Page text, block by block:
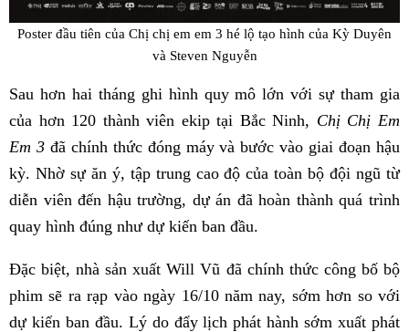
Poster đầu tiên của Chị chị em em 3 hé lộ tạo hình của Kỳ Duyên
và Steven Nguyễn
Sau hơn hai tháng ghi hình quy mô lớn với sự tham gia
của hơn 120 thành viên ekip tại Bắc Ninh, Chị Chị Em
Em 3đã chính thức đóng máy và bước vào giai đoạn hậu
kỳ. Nhờ sự ăn ý, tập trung cao độ của toàn bộ đội ngũ từ
diễn viên đến hậu trường, dự án đã hoàn thành quá trình
quay hình đúng như dự kiến ban đầu.
Đặc biệt, nhà sản xuất Will Vũ đã chính thức công bố bộ
phim sẽ ra rạp vào ngày 16/10 năm nay, sớm hơn so với
dự kiến ban đầu. Lý do đẩy lịch phát hành sớm xuất phát